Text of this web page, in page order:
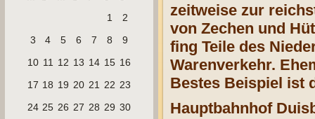
1
2
3
4 5 6 7 8
9
10 11 12 13 14 15 16
17 18 19 20 21 22 23
24 25 26 27 28 29 30
zeitweise zur
von Zechen und
fing Teile des
Warenverkehr.
Bestes Beispiel ist
Hauptbahnhof